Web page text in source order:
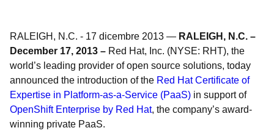
RALEIGH, N.C. - 17 dicembre 2013 — RALEIGH, N.C. –
December 17, 2013 – Red Hat, Inc. (NYSE: RHT), the
world’s leading provider of open source solutions, today
announced the introduction of the Red Hat Certificate of
Expertise in Platform-as-a-Service (PaaS) in support of
OpenShift Enterprise by Red Hat, the company’s award-
winning private PaaS.